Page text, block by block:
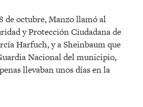
de octubre, Manzo llamó al
y Protección Ciudadana de
Harfuch, y a Sheinbaum que
Nacional del municipio,
llevaban unos días en la